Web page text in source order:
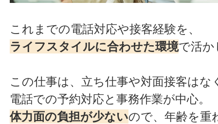
これまでの電話対応や接客経験を、
ライフスタイルに合わせた環境で活か
この仕事は、立ち仕事や対面接客はな
電話での予約対応と事務作業が中心。
体力面の負担が少ないので、年齢を重